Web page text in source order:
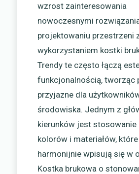
wzrost zainteresowania
nowoczesnymi
projektowaniu przestrzeni
wykorzystaniem kostki
Trendy te często łączą
funkcjonalnością, tworząc
przyjazne dla
środowiska. Jednym z
kierunków jest stosowanie
kolorów i materiałów, które
harmonijnie wpisują się w
Kostka brukowa o